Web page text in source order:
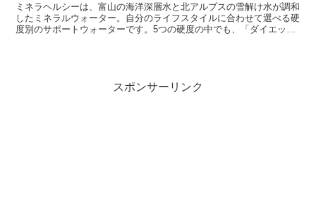
ミネラヘルシーは、富山の海洋深層水と北アルプスの雪解け水が調和
したミネラルウォーター。自分のライフスタイルに合わせて選べる硬
度別のサポートウォーターです。5つの硬度の中でも、「ダイエット
スポンサーリンク